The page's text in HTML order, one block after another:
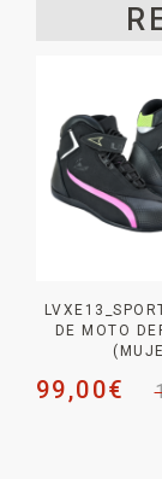
DE MOTO
99,00€